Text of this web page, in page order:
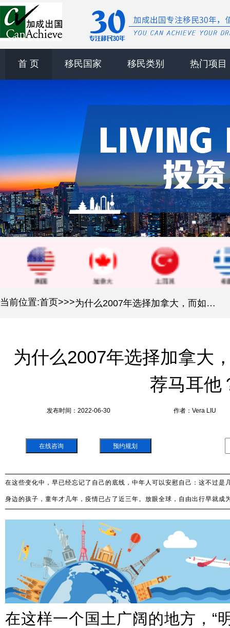
首 页 移民国家 移民类别 热门项目
当前位置:首页>>> 为什么2007年选择加拿大，而如今我们为您推荐马耳他？
为什么2007年选择加拿大
荐马耳他
发布时间：2022-06-30 作者：Vera LIU
在线咨询 预约规划
在这些变化中，早已经忘记了自己的底线，中年人可以安慰自己：这不过
身边的孩子，童年才几年，疫情已占了近三年。放眼全球，自由出行早就
在这样一个国土广阔的地方，“